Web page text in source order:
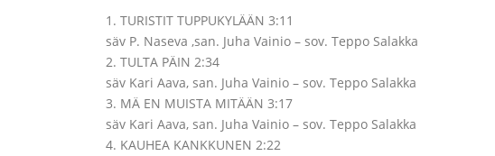
1. TURISTIT TUPPUKYLÄÄN 3:11
säv P. Naseva ,san. Juha Vainio – sov. Teppo Salakka
2. TULTA PÄIN 2:34
säv Kari Aava, san. Juha Vainio – sov. Teppo Salakka
3. MÄ EN MUISTA MITÄÄN 3:17
säv Kari Aava, san. Juha Vainio – sov. Teppo Salakka
4. KAUHEA KANKKUNEN 2:22